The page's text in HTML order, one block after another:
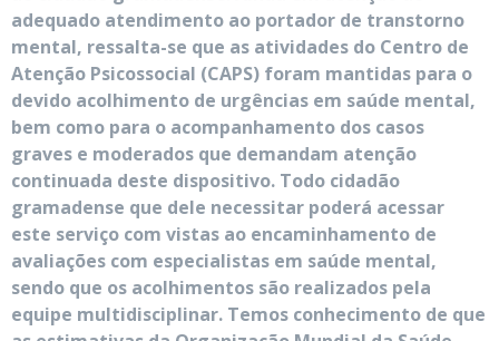
adequado atendimento ao portador de transtorno
mental, ressalta-se que as atividades do Centro de
Atenção Psicossocial (CAPS) foram mantidas para o
devido acolhimento de urgências em saúde mental,
bem como para o acompanhamento dos casos
graves e moderados que demandam atenção
continuada deste dispositivo. Todo cidadão
gramadense que dele necessitar poderá acessar
este serviço com vistas ao encaminhamento de
avaliações com especialistas em saúde mental,
sendo que os acolhimentos são realizados pela
equipe multidisciplinar. Temos conhecimento de que